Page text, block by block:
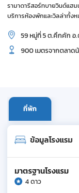
รามาดารีสอร์ทบายวินด์แฮ
บริการห้องพักและวิลล่าทั้งห
59 หมู่ที่ 5 ต.คึกคัก อ
900 เมตรจากตลาด
ที่พัก
ข้อมูลโรงแรม
มาตรฐานโรงแรม
4 ดาว